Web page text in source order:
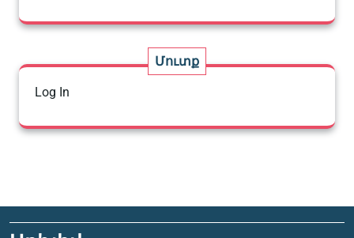
Մուտք
Log In